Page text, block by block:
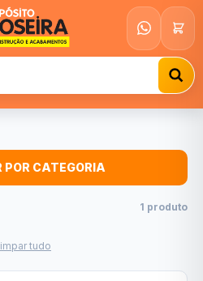
POR CATEGORIA
1 produto
tudo